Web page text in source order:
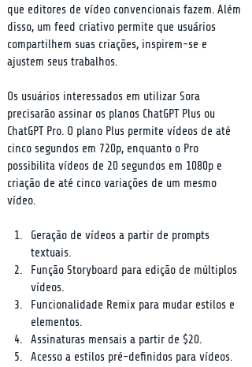
que editores de vídeo convencionais fazem. Além
disso, um feed criativo permite que usuários
compartilhem suas criações, inspirem-se e
ajustem seus trabalhos.
Os usuários interessados em utilizar Sora
precisarão assinar os planos ChatGPT Plus ou
ChatGPT Pro. O plano Plus permite vídeos de até
cinco segundos em 720p, enquanto o Pro
possibilita vídeos de 20 segundos em 1080p e
criação de até cinco variações de um mesmo
vídeo.
Geração de vídeos a partir de prompts
textuais.
Função Storyboard para edição de múltiplos
vídeos.
Funcionalidade Remix para mudar estilos e
elementos.
Assinaturas mensais a partir de $20.
Acesso a estilos pré-definidos para vídeos.